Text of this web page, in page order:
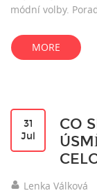
módní volby.
MORE
31
Jul
CO
Lenka Válková